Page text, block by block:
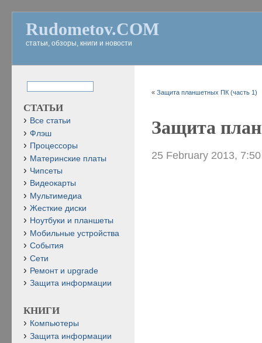
Rudometov.COM
статьи, обзоры, книги и новости
«Защита планшетных ПК (часть 1)
Защита
25 February 2013,
СТАТЬИ
Все статьи
Флэш
Процессоры
Материнские платы
Чипсеты
Видеокарты
Мультимедиа
Жесткие диски
Ноутбуки и планшеты
Мобильные устройства
События
Сети
Ремонт и upgrade
Защита информации
КНИГИ
Компьютеры
Защита информации